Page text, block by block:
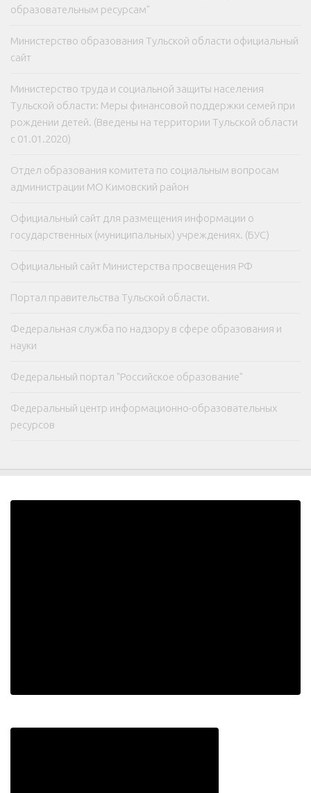
образовательным ресурсам"
Министерство образования Тульской области официальный
сайт
Министерство труда и социальной защиты населения
Тульской области: Меры финансовой поддержки семей при
рождении детей. (Введены на территории Тульской области
с 01.01.2020)
Отдел образования комитета по социальным вопросам
администрации МО Кимовский район
Официальный сайт для размещения информации о
государственных (муниципальных) учреждениях. (БУС)
Официальный сайт Министерства просвещения РФ
Портал правительства Тульской области.
Федеральная служба по надзору в сфере образования и
науки
Федеральный портал "Российское образование"
Федеральный центр информационно-образовательных
ресурсов